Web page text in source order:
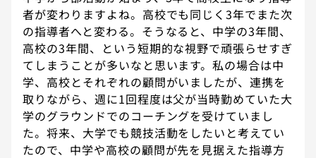
者が変わりますよね。高校でも同じく3年でまた次
の指導者へと変わる。そうなると、中学の3年間、
高校の3年間、という短期的な視野で頑張らせすぎ
てしまうことが多いなと思います。私の場合は中
学、高校とそれぞれの顧問がいましたが、連携を
取りながら、週に1回程度は父が当時勤めていた大
学のグラウンドでのコーチングを受けていまし
た。将来、大学でも競技活動をしたいと考えてい
たので、中学や高校の顧問が先を見据えた指導方